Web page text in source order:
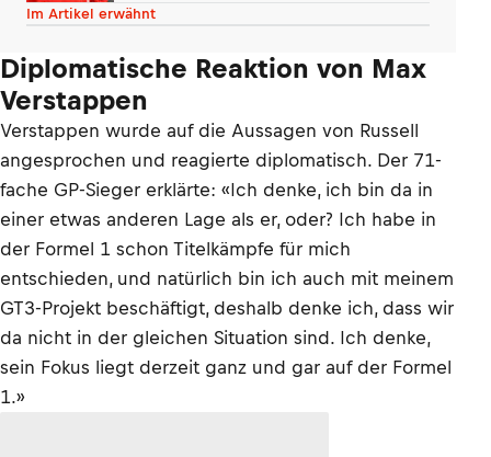
Im Artikel erwähnt
Diplomatische Reaktion von Max
Verstappen
Verstappen wurde auf die Aussagen von Russell
angesprochen und reagierte diplomatisch. Der 71-
fache GP-Sieger erklärte: «Ich denke, ich bin da in
einer etwas anderen Lage als er, oder? Ich habe in
der Formel 1 schon Titelkämpfe für mich
entschieden, und natürlich bin ich auch mit meinem
GT3-Projekt beschäftigt, deshalb denke ich, dass wir
da nicht in der gleichen Situation sind. Ich denke,
sein Fokus liegt derzeit ganz und gar auf der Formel
1.»